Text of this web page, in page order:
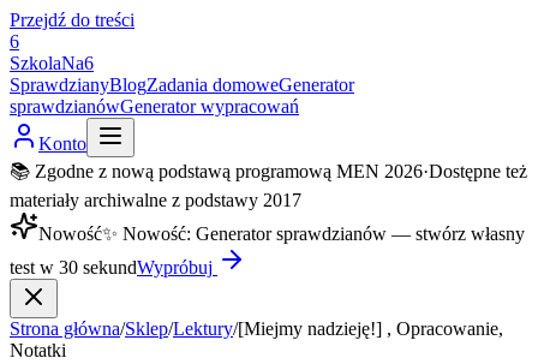
Przejdź do treści
6
SzkolaNa6
SprawdzianyBlogZadania domoweGenerator
sprawdzianówGenerator wypracowań
Konto
📚 Zgodne z nową podstawą programową MEN 2026·Dostępne też
materiały archiwalne z podstawy 2017
Nowość✨ Nowość: Generator sprawdzianów — stwórz własny
test w 30 sekundWypróbuj
Strona główna/Sklep/Lektury/[Miejmy nadzieję!] , Opracowanie,
Notatki